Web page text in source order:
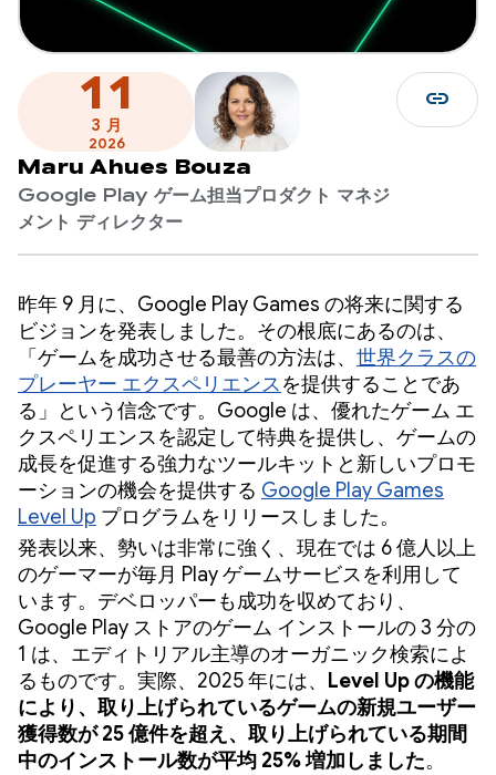
11
3 月
2026
Maru Ahues Bouza
Google Play ゲーム担当プロダクト マネジ
メント ディレクター
link
昨年 9 月に、Google Play Games の将来に関する
ビジョンを発表しました。その根底にあるのは、
「ゲームを成功させる最善の方法は、 世界クラスの
プレーヤー エクスペリエンスを提供することであ
る」という信念です。Google は、優れたゲーム エ
クスペリエンスを認定して特典を提供し、ゲームの
成長を促進する強力なツールキットと新しいプロモ
ーションの機会を提供する Google Play Games
Level Up プログラムをリリースしました。
発表以来、勢いは非常に強く、現在では 6 億人以上
のゲーマーが毎月 Play ゲームサービスを利用して
います。デベロッパーも成功を収めており、
Google Play ストアのゲーム インストールの 3 分の
1 は、エディトリアル主導のオーガニック検索によ
るものです。実際、2025 年には、
Level Up の機能
により、取り上げられているゲームの新規ユーザー
獲得数が 25 億件を超え、取り上げられている期間
中のインストール数が平均 25% 増加しました。